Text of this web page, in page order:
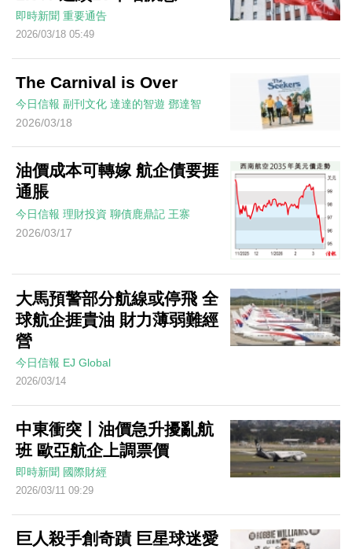
即時新聞 重要通告
2026/03/18 05:49
The Carnival is Over
今日信報 副刊文化 達達的智遊 鄧達智
2026/03/18
油價成本可轉嫁 航企債要捱
通脹
今日信報 理財投資 聊債鹿鼎記 王寨
2026/03/17
大馬預警部分航線或停飛 全
球航企捱貴油 財力薄弱難經
營
今日信報 EJ Global
2026/03/14
中東衝突丨油價急升擾亂航
班 歐亞航企上調票價
即時新聞 國際財經
2026/03/11 09:29
巨人殺手創奇蹟 巨星球迷愛